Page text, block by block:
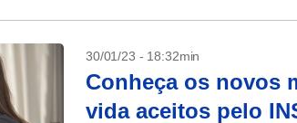
30/01/23 - 18:32min
Conheça os novos
vida aceitos pelo